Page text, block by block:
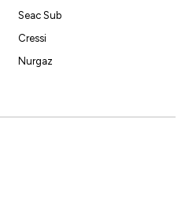
Seac Sub
Cressi
Nurgaz